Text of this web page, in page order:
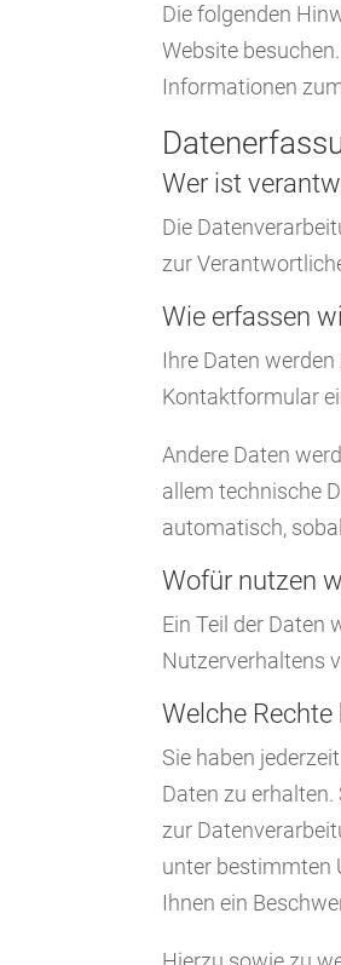
Die folgenden
Website
Informationen
Wer ist
Die
zur
Wie erfassen
Ihre Daten
Kontaktformular
Andere Daten
allem technische
automatisch,
Wofür nutzen
Ein Teil der Daten
Nutzerverhaltens
Welche
Sie haben
Daten zu
zur
unter bestimmten
Ihnen ein